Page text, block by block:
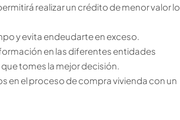
realizar un crédito de menor valor lo
y evita endeudarte en exceso.
en las diferentes entidades
tomes la mejor decisión.
en el proceso de compra vivienda con un